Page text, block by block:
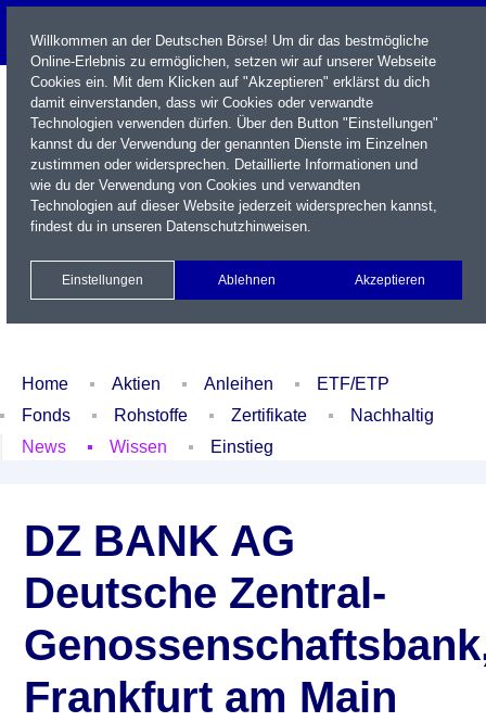
Name / WKN / ISIN / Kürzel
Newsletter Kontakt
Xetra Realtime
Watchlist Portfolio Login
Home Aktien Anleihen
ETF/ETP
Fonds
Rohstoffe Zertifikate
Nachhaltig
News
Wissen Einstieg
DZ BANK AG
Deutsche Zentral-
Frankfurt am Main
Willkommen an der Deutschen Börse! Um dir das bestmögliche
Online-Erlebnis zu ermöglichen, setzen wir auf unserer Webseite
Cookies ein. Mit dem Klicken auf "Akzeptieren" erklärst du dich
damit einverstanden, dass wir Cookies oder verwandte
Technologien verwenden dürfen. Über den Button "Einstellungen"
kannst du der Verwendung der genannten Dienste im Einzelnen
zustimmen oder widersprechen. Detaillierte Informationen und
wie du der Verwendung von Cookies und verwandten
Technologien auf dieser Website jederzeit widersprechen kannst,
findest du in unseren Datenschutzhinweisen.
Einstellungen Ablehnen Akzeptieren